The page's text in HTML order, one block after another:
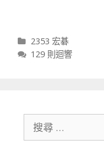
分類
2353 宏碁
129 則迴響
搜尋關於：